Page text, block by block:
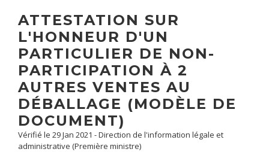
ATTESTATION SUR
L'HONNEUR D'UN
PARTICULIER DE NON-
PARTICIPATION À 2
AUTRES VENTES AU
DÉBALLAGE (MODÈLE DE
DOCUMENT)
Vérifié le 29 Jan 2021 - Direction de l'information légale et
administrative (Première ministre)